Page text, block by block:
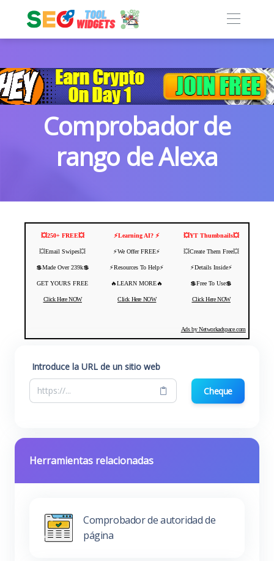
Comprobador de
rango de Alexa
💥250+ FREE💥
💥Email Swipes💥
💲Made Over 239k💲
GET YOURS FREE
Click Here NOW
⚡️Learning AI? ⚡️
⚡️We Offer FREE⚡️
⚡️Resources To Help⚡️
🔥LEARN MORE🔥
Click Here NOW
💥YT Thumbnails💥
💥Create Them Free💥
⚡️Details Inside⚡️
💲Free To Use💲
Click Here NOW
Ads by Networkadspace.com
Introduce la URL de un sitio web
Cheque
Herramientas relacionadas
Comprobador de autoridad de
página